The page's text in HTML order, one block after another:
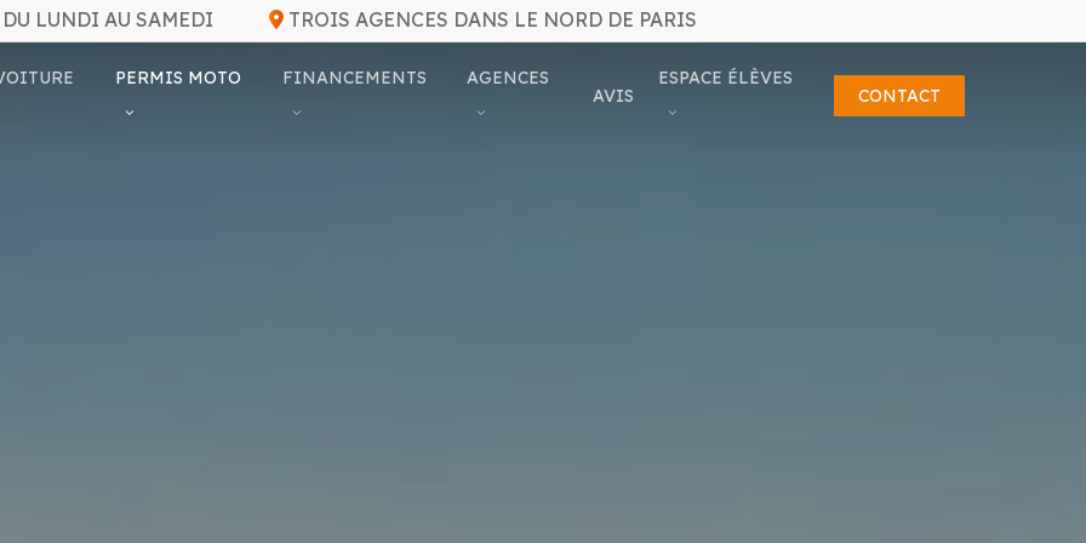
LUNDI AU SAMEDI TROIS AGENCES DANS LE NORD DE PARIS
PERMIS MOTO FINANCEMENTS
AGENCES
AVIS
ESPACE ÉLÈVES
CONTACT